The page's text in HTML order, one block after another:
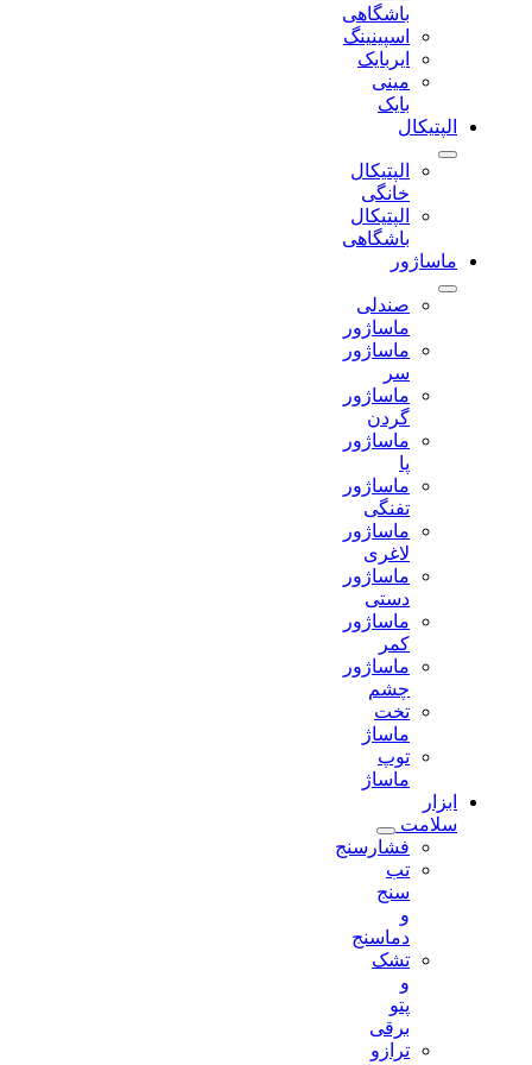
باشگاهی
اسپینینگ
ایربایک
مینی
الپتیکال
الپتیکال
خانگی
الپتیکال
باشگاهی
ماساژور
صندلی
ماساژور
ماساژور
ماساژور
ماساژور
ماساژور
تفنگی
ماساژور
لاغری
ماساژور
دستی
ماساژور
ماساژور
تخت
ماساژ
توپ
ماساژ
ابزار
سلامت
فشارسنج
دماسنج
تشک
ترازو